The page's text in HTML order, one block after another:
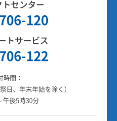
トセンター
120
トサービス
122
時間：
日、年末年始を除く）
午後5時30分